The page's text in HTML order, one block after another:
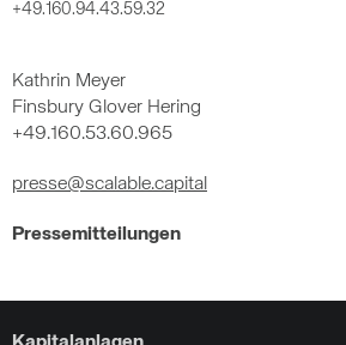
+49.160.94.43.59.32
Kathrin Meyer
Finsbury Glover Hering
+49.160.53.60.965
presse@scalable.capital
Pressemitteilungen